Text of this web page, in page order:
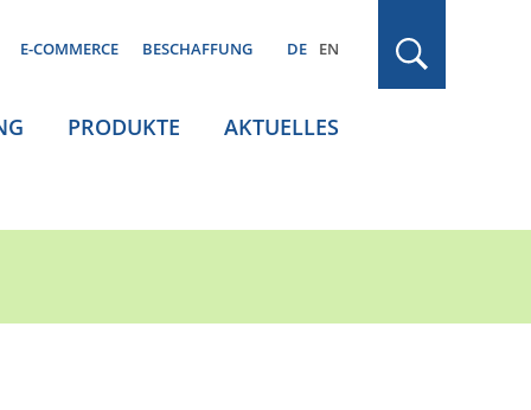
E-COMMERCE BESCHAFFUNG DE EN
PRODUKTE AKTUELLES